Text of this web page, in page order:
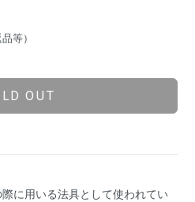
等）
OUT
に用いる法具として使われてい